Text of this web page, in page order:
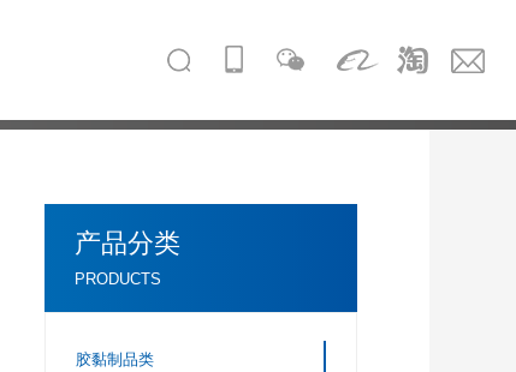
产品分类
PRODUCTS
胶黏制品类